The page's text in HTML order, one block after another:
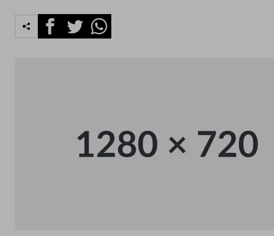
FacebookTwitterWhatsapp